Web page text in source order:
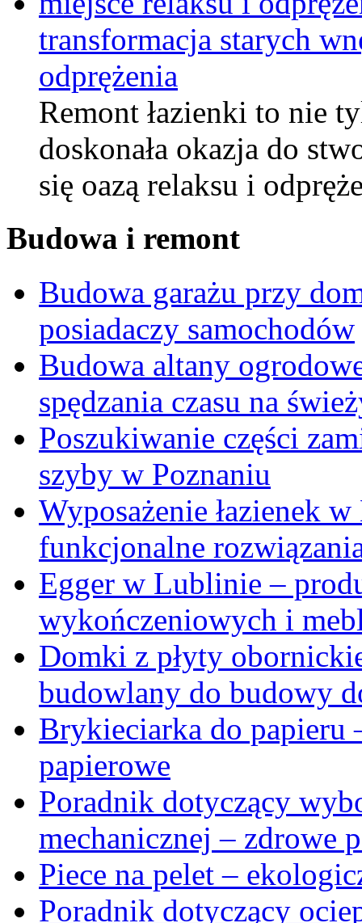
transformacja starych
odprężenia
Remont łazienki to nie
doskonała okazja do
się oazą relaksu i
Budowa i remont
Budowa garażu przy
posiadaczy samochodów
Budowa altany
spędzania czasu na
Poszukiwanie części
szyby w Poznaniu
Wyposażenie łazienek
funkcjonalne
Egger w Lublinie –
wykończeniowych i
Domki z płyty
budowlany do budowy
Brykieciarka do papieru
papierowe
Poradnik dotyczący
mechanicznej – zdrowe
Piece na pelet –
Poradnik dotyczący